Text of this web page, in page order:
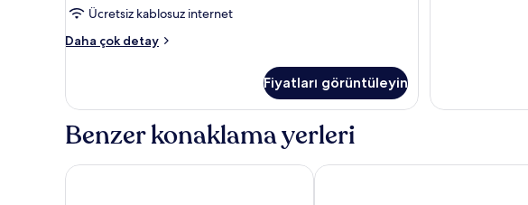
Ücretsiz kablosuz internet
Daha çok detay
Oda
detay
Fiyatları görüntüleyin
Benzer konaklama yerleri
Club Quarters Hotel Trafalgar Square, LondonStrand Palace Hotel